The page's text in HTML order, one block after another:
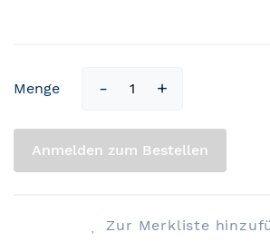
Menge
Anmelden zum Bestellen
Zur Merkliste